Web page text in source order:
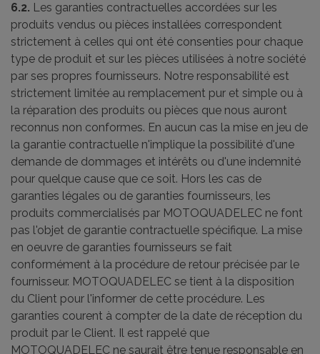
6.2. Les garanties contractuelles accordées sur les
produits vendus ou pièces installées correspondent
strictement à celles qui ont été consenties pour chaque
type de produit et sur les pièces utilisées à notre société
par ses propres fournisseurs. Notre responsabilité est
strictement limitée au remplacement pur et simple ou à
la réparation des produits ou pièces que nous auront
reconnus non conformes. En aucun cas la mise en jeu de
la garantie contractuelle n'implique la possibilité d'une
demande de dommages et intérêts ou d'une indemnité
pour quelque cause que ce soit. Hors les cas de
garanties légales ou de garanties fournisseurs, les
produits commercialisés par MOTOQUADELEC ne font
pas l'objet de garantie contractuelle spécifique. La mise
en oeuvre de garanties fournisseurs se fait
conformément à la procédure de retour précisée par le
fournisseur. MOTOQUADELEC se tient à la disposition
du Client pour l'informer de cette procédure. Les
garanties courent à compter de la date de réception du
produit par le Client. Il est rappelé que
MOTOQUADELEC ne saurait être tenue responsable en